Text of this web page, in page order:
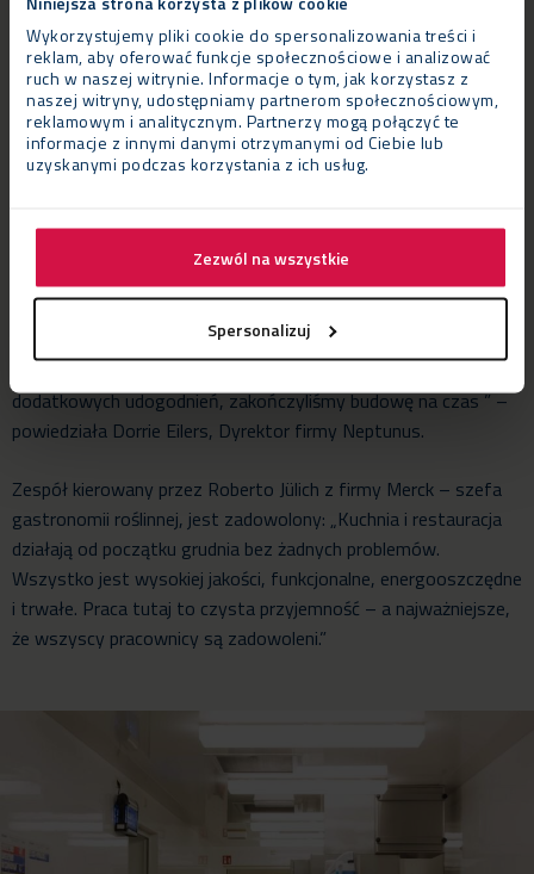
Wykorzystujemy pliki cookie do spersonalizowania treści i
reklam, aby oferować funkcje społecznościowe i analizować
ruch w naszej witrynie. Informacje o tym, jak korzystasz z
naszej witryny, udostępniamy partnerom społecznościowym,
reklamowym i analitycznym. Partnerzy mogą połączyć te
informacje z innymi danymi otrzymanymi od Ciebie lub
uzyskanymi podczas korzystania z ich usług.
Zezwól na wszystkie
Spersonalizuj
Wyzwanie
Tymczasowa restauracja musiała został wyposażona we
wszystkie podstawowe udogodnienia i systemy
bezpieczeństwa takie jak: system wodno-kanalizacyjny,
piorunochron itp. Ponadto zainstalowano czujniki dymu, rolety
oraz drzwi automatyczne. Cały projekt musiał zostać
zrealizowany w krótkim czasie.
„Nawet w Darmstadt, pomimo konieczności instalacji
dodatkowych udogodnień, zakończyliśmy budowę na czas ” –
powiedziała Dorrie Eilers, Dyrektor firmy Neptunus.
Zespół kierowany przez Roberto Jülich z firmy Merck – szefa
gastronomii roślinnej, jest zadowolony: „Kuchnia i restauracja
działają od początku grudnia bez żadnych problemów.
Wszystko jest wysokiej jakości, funkcjonalne, energooszczędne
i trwałe. Praca tutaj to czysta przyjemność – a najważniejsze,
że wszyscy pracownicy są zadowoleni.”